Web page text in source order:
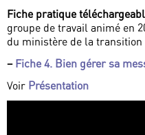
Fiche pratique
groupe de travail animé en
du ministère de la transition
– Fiche 4. Bien gérer sa
Voir Présentation